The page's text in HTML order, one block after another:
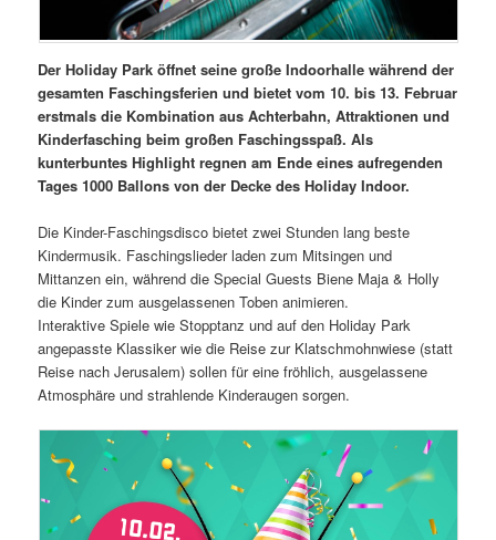
Der Holiday Park öffnet seine große Indoorhalle während der
gesamten Faschingsferien und bietet vom 10. bis 13. Februar
erstmals die Kombination aus Achterbahn, Attraktionen und
Kinderfasching beim großen Faschingsspaß. Als
kunterbuntes Highlight regnen am Ende eines aufregenden
Tages 1000 Ballons von der Decke des Holiday Indoor.
Die Kinder-Faschingsdisco bietet zwei Stunden lang beste
Kindermusik. Faschingslieder laden zum Mitsingen und
Mittanzen ein, während die Special Guests Biene Maja & Holly
die Kinder zum ausgelassenen Toben animieren.
Interaktive Spiele wie Stopptanz und auf den Holiday Park
angepasste Klassiker wie die Reise zur Klatschmohnwiese (statt
Reise nach Jerusalem) sollen für eine fröhlich, ausgelassene
Atmosphäre und strahlende Kinderaugen sorgen.